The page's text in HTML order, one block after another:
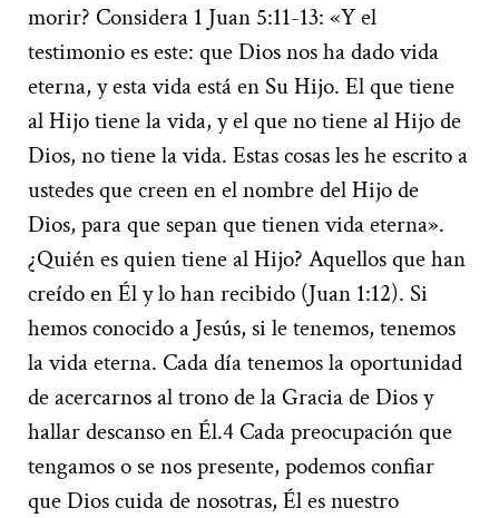
morir? Considera 1 Juan 5:11-13: «Y el
testimonio es este: que Dios nos ha dado vida
eterna, y esta vida está en Su Hijo. El que tiene
al Hijo tiene la vida, y el que no tiene al Hijo de
Dios, no tiene la vida. Estas cosas les he escrito a
ustedes que creen en el nombre del Hijo de
Dios, para que sepan que tienen vida eterna».
¿Quién es quien tiene al Hijo? Aquellos que han
creído en Él y lo han recibido (Juan 1:12). Si
hemos conocido a Jesús, si le tenemos, tenemos
la vida eterna. Cada día tenemos la oportunidad
de acercarnos al trono de la Gracia de Dios y
hallar descanso en Él.4 Cada preocupación que
tengamos o se nos presente, podemos confiar
que Dios cuida de nosotras, Él es nuestro